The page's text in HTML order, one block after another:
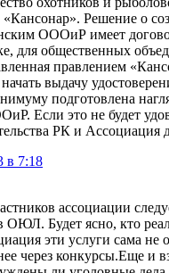
«Кансонар». Решение о
ОООиР имеет
для общественных
правлением
выдачу
подготовлена
Если это не будет
РК и Ассоциация
в 7:18
ассоциации
ОЮЛ. Будет ясно, кто
эти услуги сама
через конкурсы.Еще и